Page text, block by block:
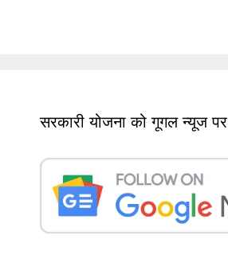
सरकारी योजना को गूगल न्यूज